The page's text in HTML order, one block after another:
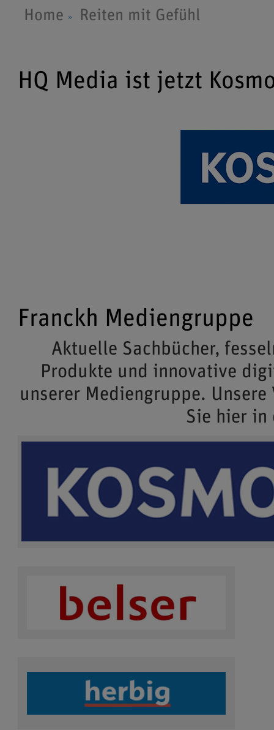
Home Reiten mit Gefühl
HQ Media ist jetzt
Franckh Mediengruppe
Aktuelle Sachbücher,
Produkte und innovative
unserer Mediengruppe.
Sie hier in